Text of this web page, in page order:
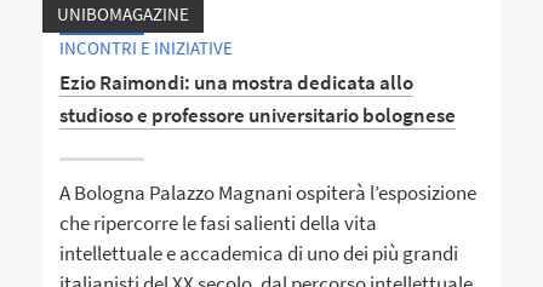
UNIBOMAGAZINE
INCONTRI E INIZIATIVE
Ezio Raimondi: una mostra dedicata allo
studioso e professore universitario bolognese
A Bologna Palazzo Magnani ospiterà l’esposizione
che ripercorre le fasi salienti della vita
intellettuale e accademica di uno dei più grandi